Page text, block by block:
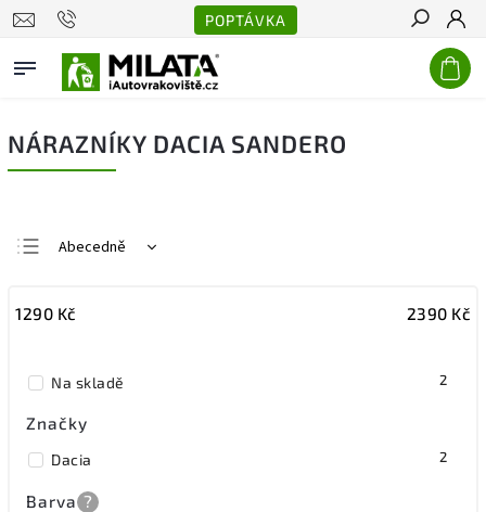
POPTÁVKA
Hledat
NÁRAZNÍKY DACIA SANDERO
Abecedně
Nejdražší
1290 Kč 2390 Kč
Na skladě 2
Značky
Dacia 2
Barva ?